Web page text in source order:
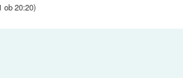
ob 20:20)